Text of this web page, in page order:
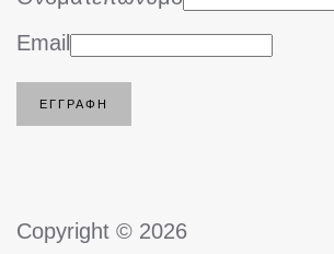
Email
ΕΓΓΡΑΦΉ
Copyright © 2026